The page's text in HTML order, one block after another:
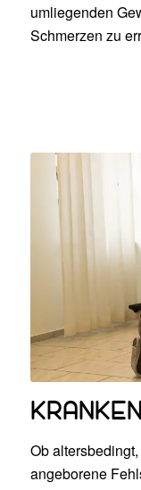
umliegenden
Schmerzen zu
Ob
angeborene